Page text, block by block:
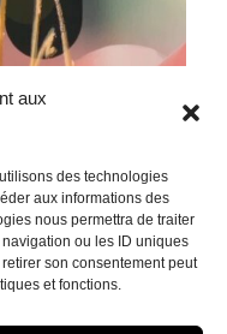
aux
des technologies
aux informations des
nous permettra de traiter
ou les ID uniques
son consentement peut
et fonctions.